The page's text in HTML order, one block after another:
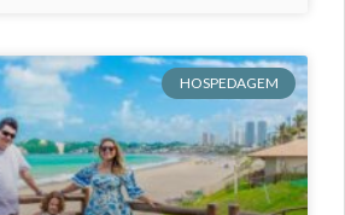
HOSPEDAGEM